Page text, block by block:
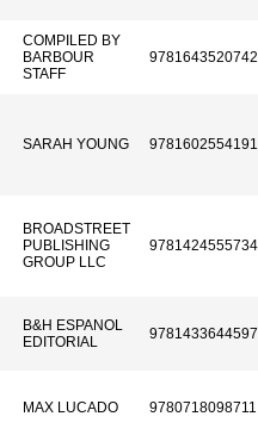
COMPILED BY
BARBOUR
STAFF
9781643520742
SARAH YOUNG 9781602554191
BROADSTREET
PUBLISHING
GROUP LLC
9781424555734
B&H ESPANOL
EDITORIAL
9781433644597
MAX LUCADO 9780718098711